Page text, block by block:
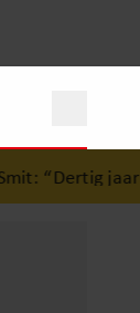
“Dertig jaar